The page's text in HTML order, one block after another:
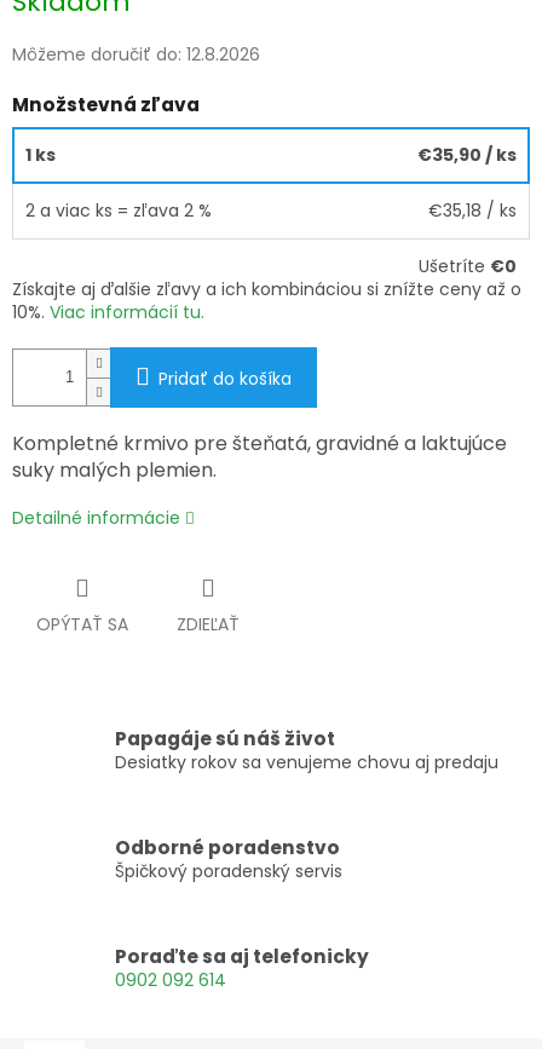
cena:
Môžeme doručiť do: 12.8.2026
Množstevná zľava
1 ks €35,90 / ks
2 a viac ks = zľava 2 % €35,18 / ks
Ušetríte €0
Získajte aj ďalšie zľavy a ich kombináciou si znížte ceny až o
10%. Viac informácií tu.
Pridať do košíka
Kompletné krmivo pre šteňatá, gravidné a laktujúce
suky malých plemien.
Detailné informácie
OPÝTAŤ SA ZDIEĽAŤ
Papagáje sú náš život
Desiatky rokov sa venujeme chovu aj predaju
Odborné poradenstvo
Špičkový poradenský servis
Poraďte sa aj telefonicky
0902 092 614